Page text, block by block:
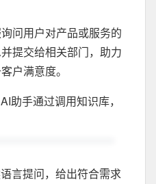
问用户对产品或服务的
提交给相关部门，助力
户满意度。
助手通过调用知识库，
言提问，给出符合需求